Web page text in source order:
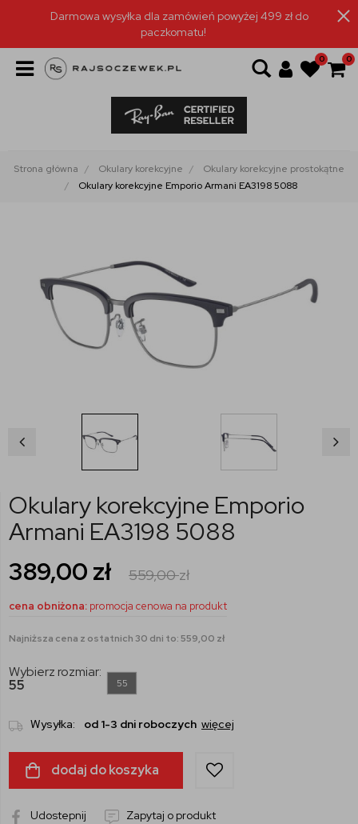
Darmowa wysyłka dla zamówień powyżej 499 zł do
paczkomatu!
0 0
Strona główna Okulary korekcyjne
Okulary korekcyjne prostokątne
Okulary korekcyjne Emporio Armani EA3198 5088
Okulary korekcyjne Emporio
Armani EA3198 5088
389,00 zł 559,00zł
cena obniżona: promocja cenowa na produkt
Najniższa cena z ostatnich 30 dni to: 559,00 zł
Wybierz rozmiar:
55
55
Wysyłka: od 1-3 dni roboczych więcej
dodaj do koszyka
Udostepnij Zapytaj o produkt